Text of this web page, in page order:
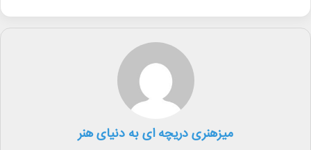
از مثنوی مولوی و بازآفرینی راشین خیریه، «موشی و هیچی» اثر جعفر
توزنده‌جانی و «سفر به دور دنیا» نوشته اریک کارل و ترجمه مجید عمیق
در فهرست پرفروش‌ها قرار دارد.
همچنین «غول آرزوها» و «غول تشنه» نوشته عباس قدیر محسنی،
«بازی با انگشت‌ها» به نویسندگی مصطفی رحماندوست، «بابا برفی»
اثر جبار باغچه‌بان، «گل اومد بهار اومد» نوشته منوچهر نیستانی، «کلاه‌
میزهنری دریچه ای به دنیای هنر